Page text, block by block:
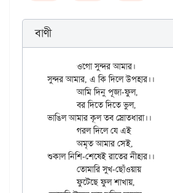
বাণী
সুন্দর আমার, এ কি দিলে উপহার।।
	আমি দিনু পূজা-ফুল,
	বর দিতে দিতে ভুল,
ভাঙিল আমার কূল তব স্রোতধারা।।
	অমৃত আমার সেই,
শুকাল নিশি-শেষেই রাতের নীহার।।
	ফুটেছে ফুল শাখায়,